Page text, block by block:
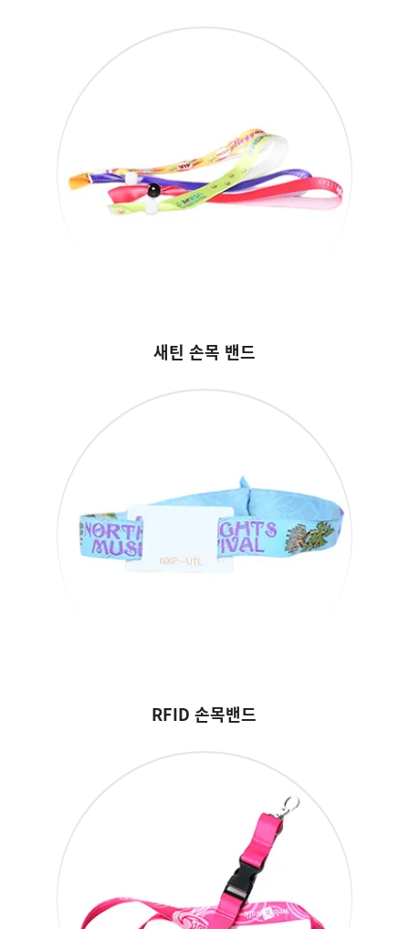
새틴 손목 밴드
RFID 손목밴드